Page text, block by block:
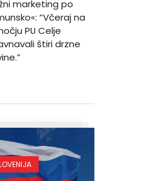
marketing po
“Včeraj na
PU Celje
štiri drzne